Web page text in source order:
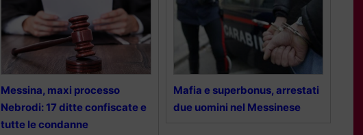
Messina, maxi processo
Nebrodi: 17 ditte confiscate e
tutte le condanne
Mafia e superbonus, arrestati
due uomini nel Messinese